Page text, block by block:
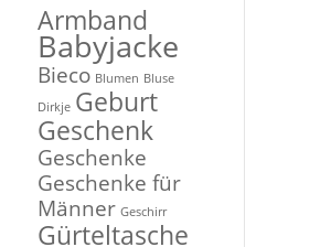
Armband
Babyjacke
Bieco Blumen Bluse
Dirkje Geburt
Geschenk
Geschenke
Geschenke für
Männer Geschirr
Gürteltasche